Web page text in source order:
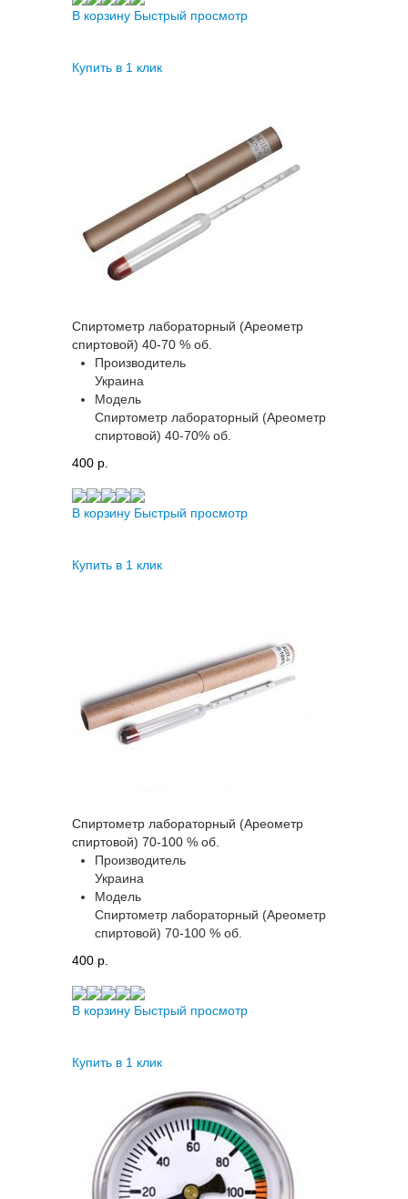
В корзину Быстрый просмотр
Купить в 1 клик
Спиртометр лабораторный (Ареометр
спиртовой) 40-70 % об.
Производитель
Украина
Модель
Спиртометр лабораторный (Ареометр
спиртовой) 40-70% об.
400 p.
В корзину Быстрый просмотр
Купить в 1 клик
Спиртометр лабораторный (Ареометр
спиртовой) 70-100 % об.
Производитель
Украина
Модель
Спиртометр лабораторный (Ареометр
спиртовой) 70-100 % об.
400 p.
В корзину Быстрый просмотр
Купить в 1 клик